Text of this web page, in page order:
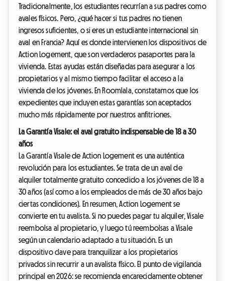
Tradicionalmente, los estudiantes recurrían a sus padres como
avales físicos. Pero, ¿qué hacer si tus padres no tienen
ingresos suficientes, o si eres un estudiante internacional sin
aval en Francia? Aquí es donde intervienen los dispositivos de
Action Logement, que son verdaderos pasaportes para la
vivienda. Estas ayudas están diseñadas para asegurar a los
propietarios y al mismo tiempo facilitar el acceso a la
vivienda de los jóvenes. En Roomlala, constatamos que los
expedientes que incluyen estas garantías son aceptados
mucho más rápidamente por nuestros anfitriones.
La Garantía Visale: el aval gratuito indispensable de 18 a 30
años
La Garantía Visale de Action Logement es una auténtica
revolución para los estudiantes. Se trata de un aval de
alquiler totalmente gratuito concedido a los jóvenes de 18 a
30 años (así como a los empleados de más de 30 años bajo
ciertas condiciones). En resumen, Action Logement se
convierte en tu avalista. Si no puedes pagar tu alquiler, Visale
reembolsa al propietario, y luego tú reembolsas a Visale
según un calendario adaptado a tu situación. Es un
dispositivo clave para tranquilizar a los propietarios
privados sin recurrir a un avalista físico. El punto de vigilancia
principal en 2026: se recomienda encarecidamente obtener